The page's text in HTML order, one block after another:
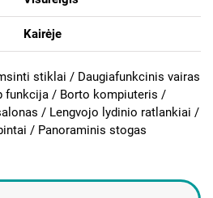
Kairėje
stiklai / Daugiafunkcinis vairas
funkcija / Borto kompiuteris /
/ Lengvojo lydinio ratlankiai /
/ Panoraminis stogas